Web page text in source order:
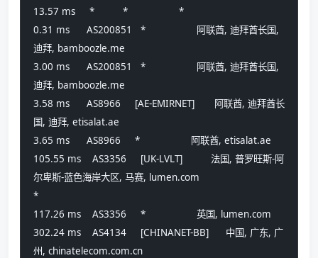
13.57 ms     *          *                  *
0.31 ms      AS200851   *                  阿联酋, 迪拜酋长国,
迪拜, bamboozle.me
3.00 ms      AS200851   *                  阿联酋, 迪拜酋长国,
迪拜, bamboozle.me
3.58 ms      AS8966     [AE-EMIRNET]       阿联酋, 迪拜酋长
国, 迪拜, etisalat.ae
3.65 ms      AS8966     *                  阿联酋, etisalat.ae
105.55 ms    AS3356     [UK-LVLT]          法国, 普罗旺斯-阿
尔卑斯-蓝色海岸大区, 马赛, lumen.com
*
117.26 ms    AS3356     *                  英国, lumen.com
302.24 ms    AS4134     [CHINANET-BB]      中国, 广东, 广
州, chinatelecom.com.cn